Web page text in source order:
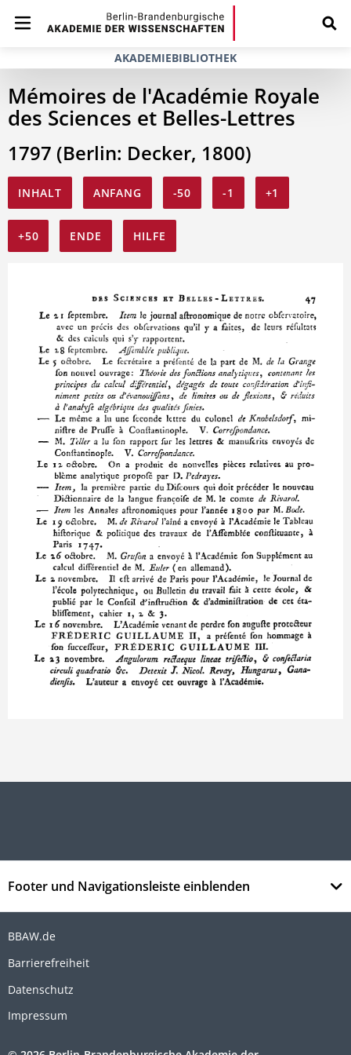
AKADEMIEBIBLIOTHEK
Mémoires de l'Académie Royale
des Sciences et Belles-Lettres
1797 (Berlin: Decker, 1800)
INHALT ANFANG -50 -1 +1
+50 ENDE HILFE
Footer und Navigationsleiste einblenden
BBAW.de
Barrierefreiheit
Datenschutz
Impressum